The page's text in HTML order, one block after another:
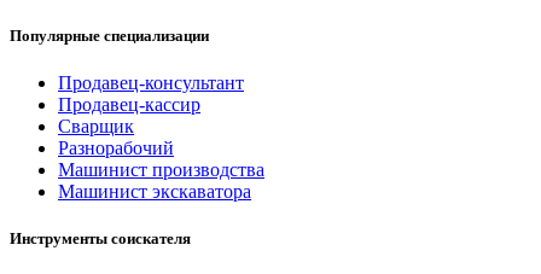
Популярные специализации
Продавец-консультант
Продавец-кассир
Сварщик
Разнорабочий
Машинист производства
Машинист экскаватора
Инструменты соискателя